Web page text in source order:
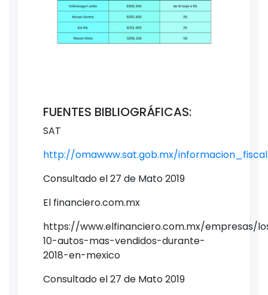
FUENTES BIBLIOGRÁFICAS:
SAT
http://omawww.sat.gob.mx/
Consultado el 27 de Mato 2019
El financiero.com.mx
https://www.elfinanciero.com.mx/empresas/
10-autos-mas-vendidos-durante-
2018-en-mexico
Consultado el 27 de Mato 2019